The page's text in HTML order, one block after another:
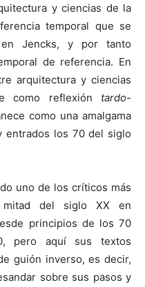
y ciencias de la
temporal que se
en Jencks, y por tanto
de referencia. En
arquitectura y ciencias
como reflexión tardo-
como una amalgama
entrados los 70 del siglo
uno de los críticos más
mitad del siglo XX en
principios de los 70
pero aquí sus textos
guión inverso, es decir,
sobre sus pasos y